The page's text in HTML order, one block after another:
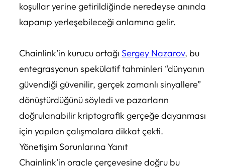
koşullar yerine getirildiğinde neredeyse anında
kapanıp yerleşebileceği anlamına gelir.
Chainlink’in kurucu ortağı Sergey Nazarov, bu
entegrasyonun spekülatif tahminleri “dünyanın
güvendiği güvenilir, gerçek zamanlı sinyallere”
dönüştürdüğünü söyledi ve pazarların
doğrulanabilir kriptografik gerçeğe dayanması
için yapılan çalışmalara dikkat çekti.
Yönetişim Sorunlarına Yanıt
Chainlink’in oracle çerçevesine doğru bu